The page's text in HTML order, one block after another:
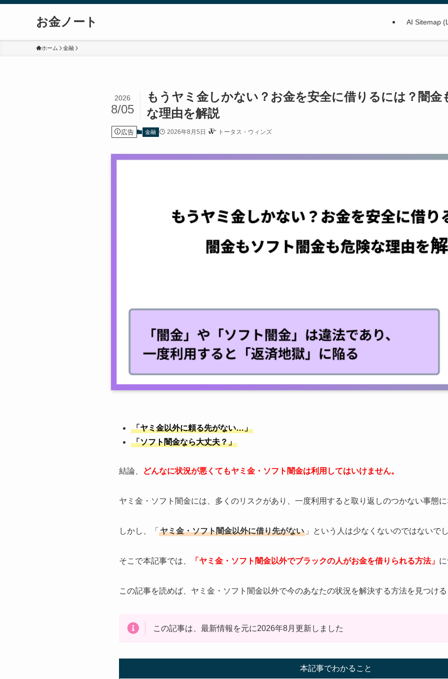
お金ノート AI Sitemap
ホーム 金融
もうヤミ金しかない？お金を安全に借りるには？闇金
な理由を解説
2026
8/05
広告 金融 2026年8月5日 トータス・ウィンズ
「ヤミ金以外に頼る先がない…」
「ソフト闇金なら大丈夫？」
結論、 どんなに状況が悪くてもヤミ金・ソフト闇金は利用してはいけません。
ヤミ金・ソフト闇金には、多くのリスクがあり、一度利用すると取り返しのつかない事態
しかし、「 ヤミ金・ソフト闇金以外に借り先がない 」という人は少なくないのではないで
そこで本記事では、 「ヤミ金・ソフト闇金以外でブラックの人がお金を借りられる方法」
この記事を読めば、ヤミ金・ソフト闇金以外で今のあなたの状況を解決する方法を見つけ
この記事は、最新情報を元に2026年8月更新しました
本記事でわかること